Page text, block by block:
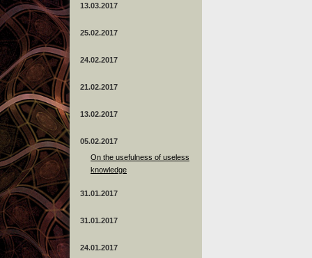
13.03.2017
25.02.2017
24.02.2017
21.02.2017
13.02.2017
05.02.2017
On the usefulness of useless
knowledge
31.01.2017
31.01.2017
24.01.2017